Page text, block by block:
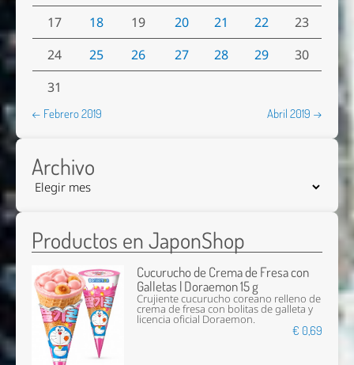
17
18 19 20 21 22
23
24
25 26 27 28 29
30
31
← Febrero 2019 Abril 2019 →
Archivo
Productos en JaponShop
Cucurucho de Crema de Fresa con
Galletas | Doraemon 15 g
Crujiente cucurucho coreano relleno de
crema de fresa con bolitas de galleta y
licencia oficial Doraemon.
€ 0,69